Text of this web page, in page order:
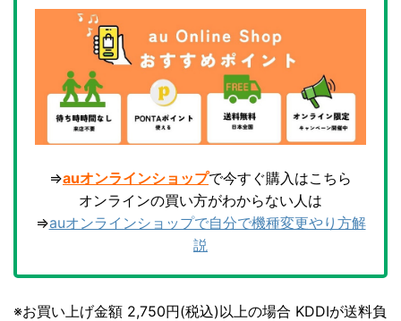
⇒auオンラインショップで今すぐ購入はこちら
オンラインの買い方がわからない人は
⇒auオンラインショップで自分で機種変更やり方解
説
※お買い上げ金額 2,750円(税込)以上の場合 KDDIが送料負